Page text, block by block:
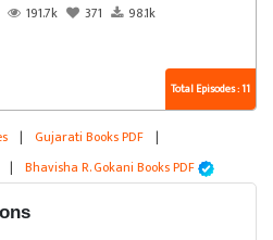
191.7k
371 98.1k
Total Episodes : 11
| Gujarati Books PDF |
| Bhavisha R. Gokani Books PDF